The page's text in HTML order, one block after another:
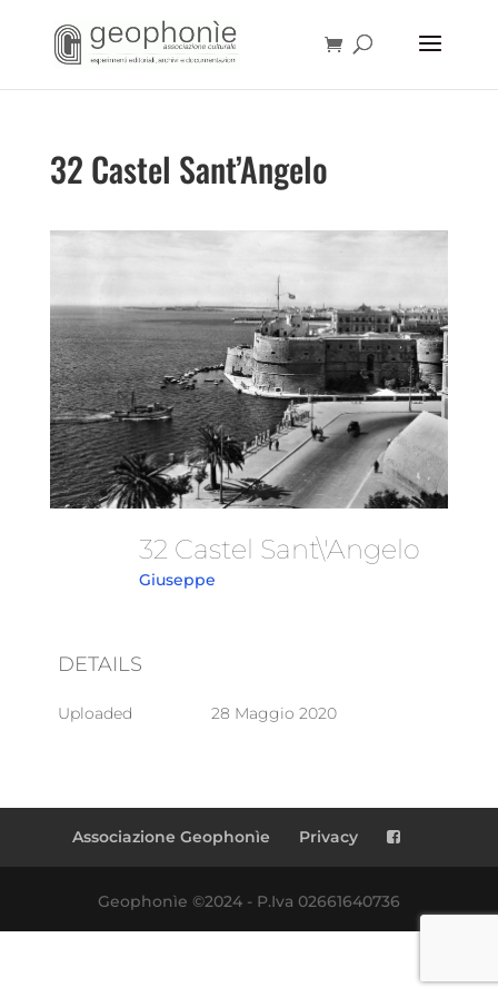
32 Castel Sant’Angelo
32 Castel Sant\'Angelo
Giuseppe
DETAILS
Uploaded 28 Maggio 2020
Associazione Geophonìe Privacy
Geophonìe ©2024 - P.Iva 02661640736